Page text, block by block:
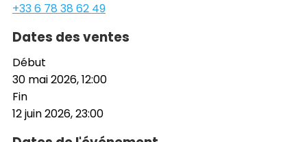
+33 6 78 38 62 49
Dates des ventes
Début
30 mai 2026, 12:00
Fin
12 juin 2026, 23:00